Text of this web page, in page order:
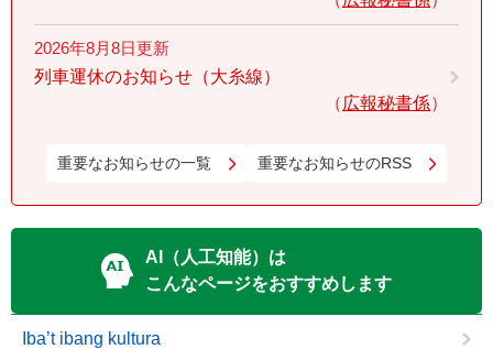
2026年8月8日更新
列車運休のお知らせ（大糸線）
広報秘書係
重要なお知らせの一覧 重要なお知らせのRSS
AI（人工知能）は
こんなページをおすすめします
Iba’t ibang kultura